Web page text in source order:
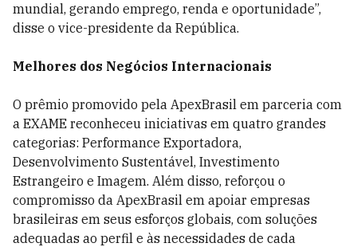
mundial, gerando emprego, renda e oportunidade”,
disse o vice-presidente da República.
Melhores dos Negócios Internacionais
O prêmio promovido pela ApexBrasil em parceria com
a EXAME reconheceu iniciativas em quatro grandes
categorias: Performance Exportadora,
Desenvolvimento Sustentável, Investimento
Estrangeiro e Imagem. Além disso, reforçou o
compromisso da ApexBrasil em apoiar empresas
brasileiras em seus esforços globais, com soluções
adequadas ao perfil e às necessidades de cada